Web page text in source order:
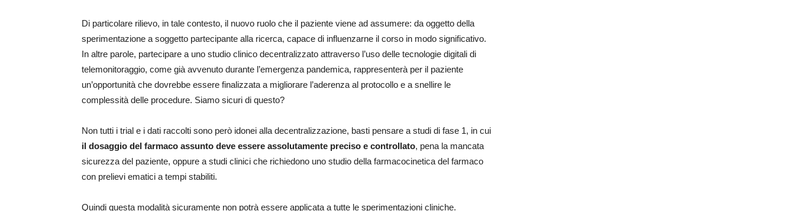
Di particolare rilievo, in tale contesto, il nuovo ruolo che il paziente viene ad assumere: da oggetto della
sperimentazione a soggetto partecipante alla ricerca, capace di influenzarne il corso in modo significativo.
In altre parole, partecipare a uno studio clinico decentralizzato attraverso l’uso delle tecnologie digitali di
telemonitoraggio, come già avvenuto durante l’emergenza pandemica, rappresenterà per il paziente
un’opportunità che dovrebbe essere finalizzata a migliorare l’aderenza al protocollo e a snellire le
complessità delle procedure. Siamo sicuri di questo?
Non tutti i trial e i dati raccolti sono però idonei alla decentralizzazione, basti pensare a studi di fase 1, in cui
il dosaggio del farmaco assunto deve essere assolutamente preciso e controllato, pena la mancata
sicurezza del paziente, oppure a studi clinici che richiedono uno studio della farmacocinetica del farmaco
con prelievi ematici a tempi stabiliti.
Quindi questa modalità sicuramente non potrà essere applicata a tutte le sperimentazioni cliniche.